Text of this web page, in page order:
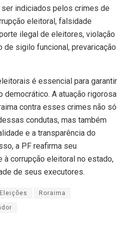
indiciados pelos crimes de
eleitoral, falsidade
ilegal de eleitores, violação
sigilo funcional, prevaricação
é essencial para garantir
democrático. A atuação rigorosa
contra esses crimes não só
condutas, mas também
e a transparência do
a PF reafirma seu
corrupção eleitoral no estado,
de seus executores.
Eleições Roraima